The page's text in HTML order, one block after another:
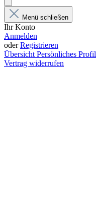
Menü schließen
Ihr Konto
Anmelden
oderRegistrieren
Übersicht Persönliches Profil
Vertrag widerrufen